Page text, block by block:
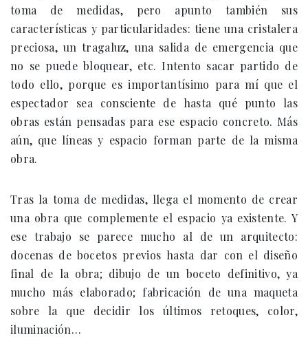
toma de medidas, pero apunto también sus
características y particularidades: tiene una cristalera
preciosa, un tragaluz, una salida de emergencia que
no se puede bloquear, etc. Intento sacar partido de
todo ello, porque es importantísimo para mí que el
espectador sea consciente de hasta qué punto las
obras están pensadas para ese espacio concreto. Más
aún, que líneas y espacio forman parte de la misma
obra.
Tras la toma de medidas, llega el momento de crear
una obra que complemente el espacio ya existente. Y
ese trabajo se parece mucho al de un arquitecto:
docenas de bocetos previos hasta dar con el diseño
final de la obra; dibujo de un boceto definitivo, ya
mucho más elaborado; fabricación de una maqueta
sobre la que decidir los últimos retoques, color,
iluminación…